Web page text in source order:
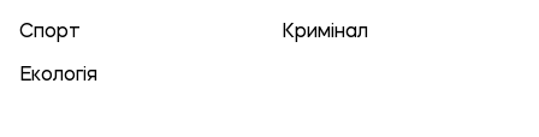
Спорт Кримінал
Екологія